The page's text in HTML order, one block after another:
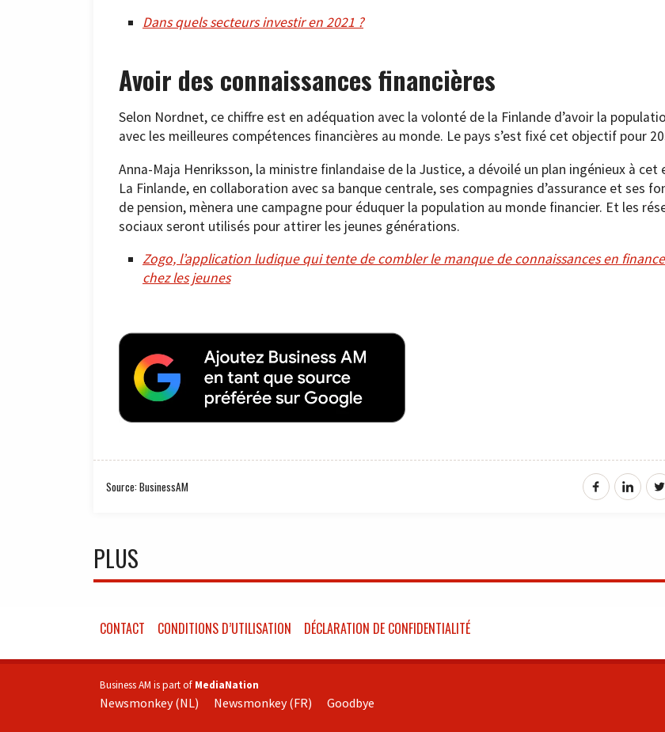
Dans quels secteurs investir en 2021 ?
Avoir des connaissances financières
Selon Nordnet, ce chiffre est en adéquation avec la volonté de la Finlande d’avoir la
avec les meilleures compétences financières au monde. Le pays s’est fixé cet objectif pour
Anna-Maja Henriksson, la ministre finlandaise de la Justice, a dévoilé un plan ingénieux à cet
La Finlande, en collaboration avec sa banque centrale, ses compagnies d’assurance et ses
de pension, mènera une campagne pour éduquer la population au monde financier. Et les
sociaux seront utilisés pour attirer les jeunes générations.
Zogo, l’application ludique qui tente de combler le manque de connaissances en finance
chez les jeunes
Source: BusinessAM
PLUS
CONTACT CONDITIONS D’UTILISATION DÉCLARATION DE CONFIDENTIALITÉ
Business AM is part of MediaNation
Newsmonkey (NL) Newsmonkey (FR) Goodbye